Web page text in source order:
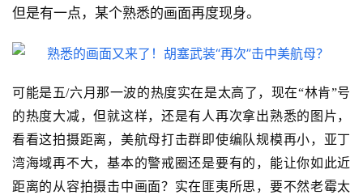
但是有一点，某个熟悉的画面再度现身。
可能是五/六月那一波的热度实在是太高了，现在“林肯”号
的热度大减，但就这样，还是有人再次拿出熟悉的图片，
看看这拍摄距离，美航母打击群即使编队规模再小，亚丁
湾海域再不大，基本的警戒圈还是要有的，能让你如此近
距离的从容拍摄击中画面？实在匪夷所思，要不然老霉太